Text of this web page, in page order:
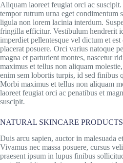
Aliquam laoreet feugiat orci ac
tempor rutrum urna eget condimentum
ligula non lorem lacinia interdum.
fringilla efficitur. Vestibulum hendrerit
imperdiet pellentesque vel dictum et est
placerat posuere. Orci varius natoque
magna et parturient montes, nascetur
maximus et tellus non aliquam
enim sem lobortis turpis, id sed finibus
Morbi maximus et tellus non aliquam
laoreet feugiat orci ac penatibus et
suscipit.
NATURAL SKINCARE PRODUCTS
Duis arcu sapien, auctor in malesuada
Vivamus nec massa posuere, cursus
praesent ipsum in lupus finibus